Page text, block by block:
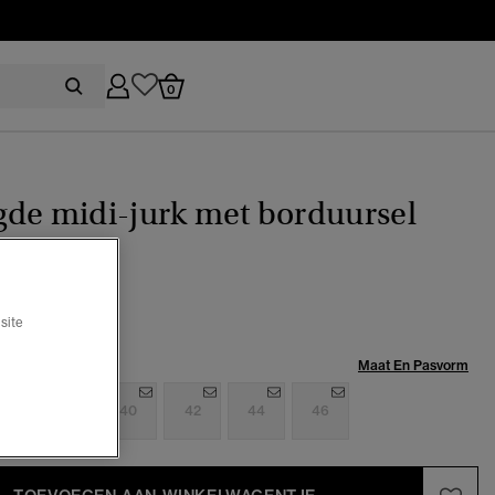
0
midi-jurk met borduursel
Maat En Pasvorm
40 42 44 46